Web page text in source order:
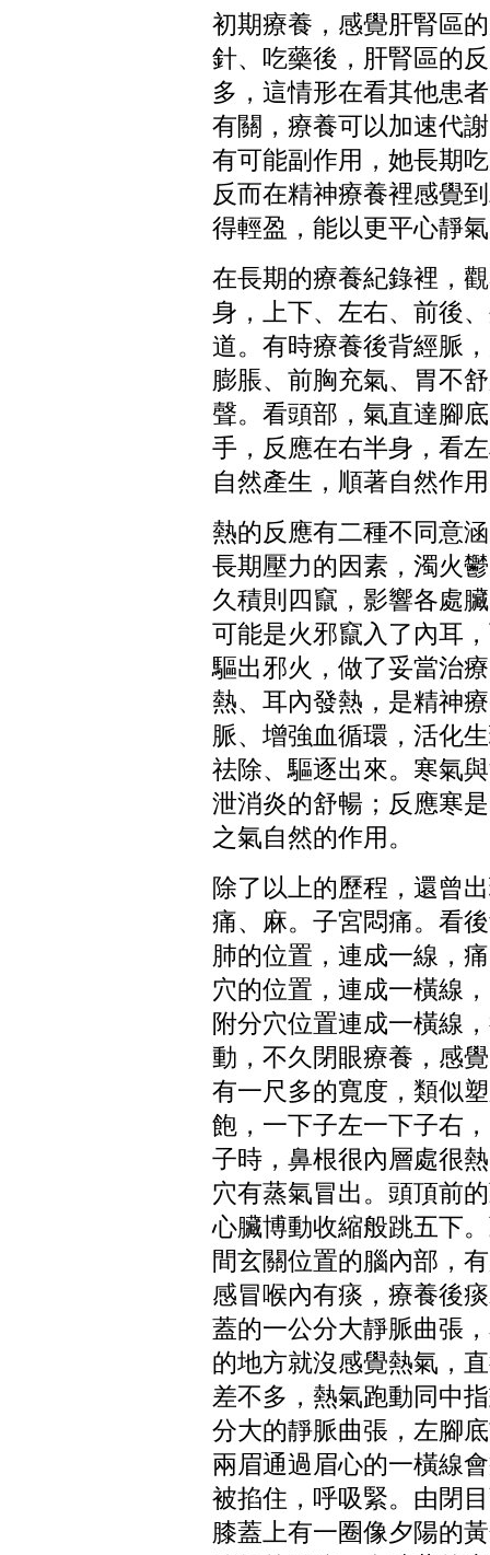
初期療養，感覺肝腎區
針、吃藥後，肝腎區的
多，這情形在看其他患
有關，療養可以加速代
有可能副作用，她長期
反而在精神療養裡感覺
得輕盈，能以更平心靜
在長期的療養紀錄裡，
身，上下、左右、前後
道。有時療養後背經脈
膨脹、前胸充氣、胃不
聲。看頭部，氣直達腳
手，反應在右半身，看
自然產生，順著自然作
熱的反應有二種不同意
長期壓力的因素，濁火
久積則四竄，影響各處
可能是火邪竄入了內耳
驅出邪火，做了妥當治
熱、耳內發熱，是精神
脈、增強血循環，活化
祛除、驅逐出來。寒氣
泄消炎的舒暢；反應寒
之氣自然的作用。
除了以上的歷程，還曾
痛、麻。子宮悶痛。看
肺的位置，連成一線，
穴的位置，連成一橫線
附分穴位置連成一橫線
動，不久閉眼療養，感
有一尺多的寬度，類似
飽，一下子左一下子右
子時，鼻根很內層處很
穴有蒸氣冒出。頭頂前
心臟博動收縮般跳五下
間玄關位置的腦內部，
感冒喉內有痰，療養後
蓋的一公分大靜脈曲張
的地方就沒感覺熱氣，
差不多，熱氣跑動同中
分大的靜脈曲張，左腳
兩眉通過眉心的一橫線
被掐住，呼吸緊。由閉
膝蓋上有一圈像夕陽的